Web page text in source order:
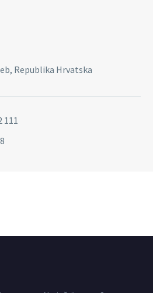
Republika Hrvatska
111